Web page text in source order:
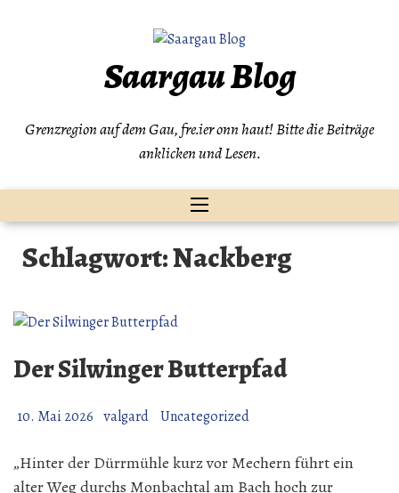
Saargau Blog
Grenzregion auf dem Gau, fre.ier onn haut! Bitte die Beiträge
anklicken und Lesen.
Schlagwort:Nackberg
Der Silwinger Butterpfad
10. Mai 2026 valgard Uncategorized
„Hinter der Dürrmühle kurz vor Mechern führt ein
alter Weg durchs Monbachtal am Bach hoch zur